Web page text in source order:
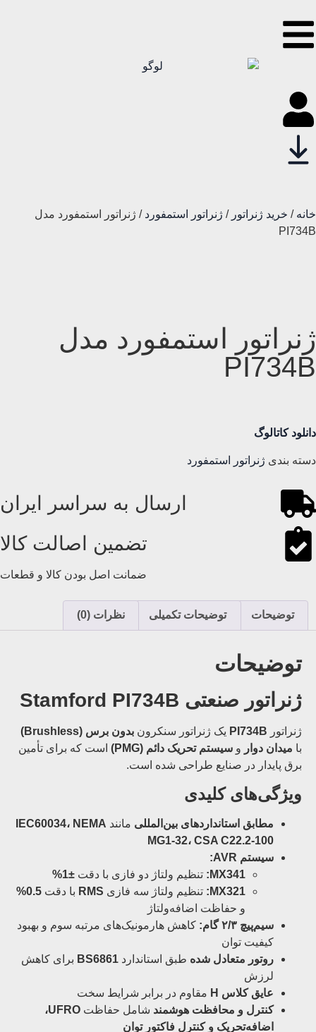
خانه / خرید ژنراتور / ژنراتور استمفورد / ژنراتور استمفورد مدل
PI734B
ژنراتور استمفورد مدل
PI734B
دانلود کاتالوگ
دسته بندی ژنراتور استمفورد
ارسال به سراسر ایران
تضمین اصالت کالا
ضمانت اصل بودن کالا و قطعات
توضیحات توضیحات تکمیلی نظرات (0)
توضیحات
ژنراتور صنعتی Stamford PI734B
ژنراتور PI734B یک ژنراتور سنکرون بدون برس (Brushless)
با میدان دوار و سیستم تحریک دائم (PMG)
است که برای تأمین
برق پایدار در صنایع طراحی شده است.
ویژگی‌های کلیدی
مطابق استانداردهای بین‌المللی مانند IEC60034، NEMA
MG1-32، CSA C22.2-100
سیستم AVR:
MX341:
تنظیم ولتاژ دو فازی با دقت ±1%
MX321:
تنظیم ولتاژ سه فازی RMS با دقت 0.5%
و حفاظت اضافه‌ولتاژ
سیم‌پیچ ۲/۳ گام:
کاهش هارمونیک‌های مرتبه سوم و بهبود
کیفیت توان
روتور متعادل شده طبق استاندارد BS6861 برای کاهش
لرزش
عایق کلاس H
مقاوم در برابر شرایط سخت
کنترل و محافظت هوشمند شامل حفاظت
UFRO،
اضافه‌تحریک و کنترل فاکتور توان